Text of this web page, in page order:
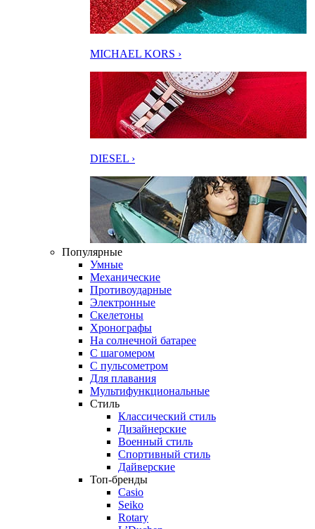
MICHAEL KORS ›
DIESEL ›
Популярные
Умные
Механические
Противоударные
Электронные
Скелетоны
Хронографы
На солнечной батарее
С шагомером
С пульсометром
Для плавания
Мультифункциональные
Стиль
Классический стиль
Дизайнерские
Военный стиль
Спортивный стиль
Дайверские
Топ-бренды
Casio
Seiko
Rotary